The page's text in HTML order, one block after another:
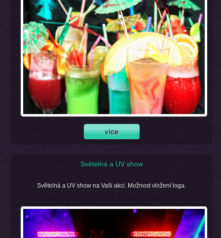
Světelná a UV show
Světelná a UV show na Vaši akci. Možnost vložení loga.